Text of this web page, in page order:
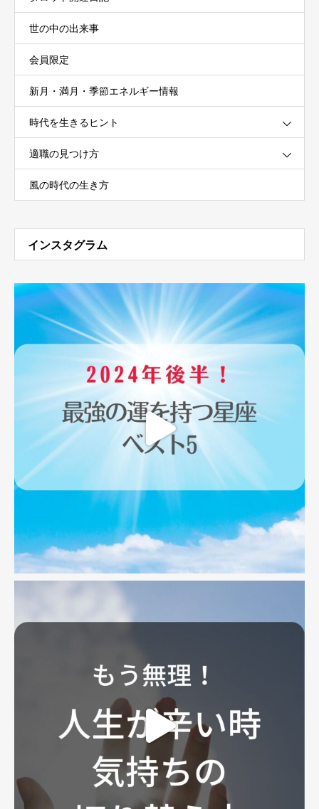
世の中の出来事
会員限定
新月・満月・季節エネルギー情報
時代を生きるヒント
適職の見つけ方
風の時代の生き方
インスタグラム